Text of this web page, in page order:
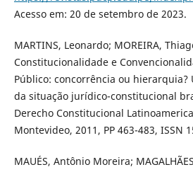
Acesso em: 20 de setembro de 2023.
MARTINS, Leonardo; MOREIRA,
Constitucionalidade e
Público: concorrência ou
da situação jurídico-constitucional
Derecho Constitucional
Montevideo, 2011, PP 463-483, ISSN
MAUÉS, Antônio Moreira;